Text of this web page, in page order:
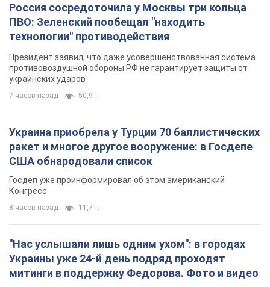
Россия сосредоточила у Москвы три кольца
ПВО: Зеленский пообещал "находить
технологии" противодействия
Президент заявил, что даже усовершенствованная система
противовоздушной обороны РФ не гарантирует защиты от
украинских ударов
7 часов назад 50,9 т.
Украина приобрела у Турции 70 баллистических
ракет и многое другое вооружение: в Госдепе
США обнародовали список
Госдеп уже проинформировал об этом американский
Конгресс
8 часов назад 11,7 т.
"Нас услышали лишь одним ухом": в городах
Украины уже 24-й день подряд проходят
митинги в поддержку Федорова. Фото и видео